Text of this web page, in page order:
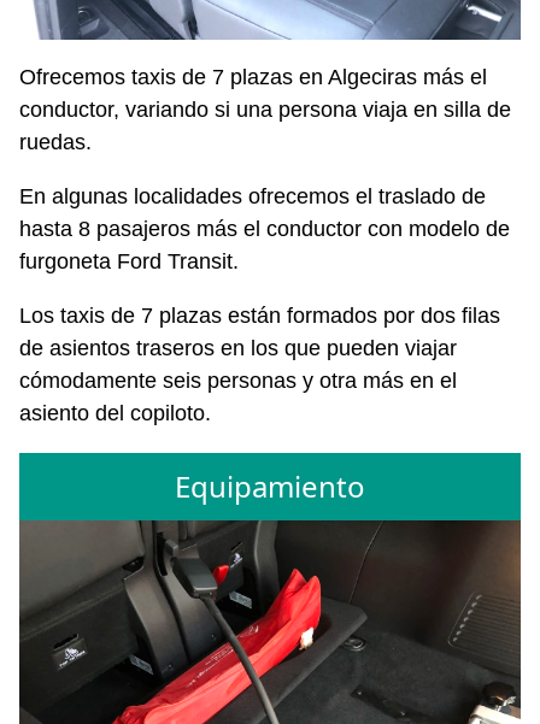
Ofrecemos taxis de 7 plazas en Algeciras más el
conductor, variando si una persona viaja en silla de
ruedas.
En algunas localidades ofrecemos el traslado de
hasta 8 pasajeros más el conductor con modelo de
furgoneta Ford Transit.
Los taxis de 7 plazas están formados por dos filas
de asientos traseros en los que pueden viajar
cómodamente seis personas y otra más en el
asiento del copiloto.
Equipamiento